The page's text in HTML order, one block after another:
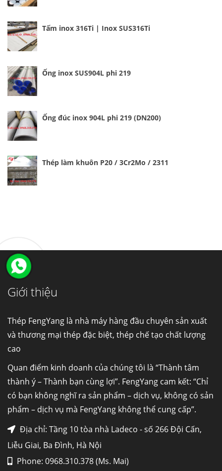
Tấm inox 316Ti | Inox SUS316Ti
Ống inox SUS904L phi 219
Ống đúc inox 904L phi 219 (DN200)
Thép làm khuôn P20 / 3Cr2Mo / 2311
Giới thiệu
Thép FengYang là nhà máy hàng đầu chuyên sản xuất
và thương mại thép đặc biệt, thép chế tạo chất lượng
cao
Quan điểm kinh doanh của chúng tôi là “Thành tâm
thành ý – Thành bạn cùng lợi”. FengYang cam kết: “Chỉ
có bạn không nghĩ ra sản phẩm – dịch vụ, không có sản
phẩm – dịch vụ mà FengYang không thể cung cấp”.
Địa chỉ: Tầng 10 tòa nhà Ladeco - số 266 Đội Cấn,
Liễu Giai, Ba Đình, Hà Nội
Phone: 0968.310.378 (Ms. Mai)
Ống đúc kéo nguội là gì? Ống...
Fengyang là một trong những nhà
máy...
Hợp kim N06625 là gì? Giá hợp kim 625 mới
nhiệt,...